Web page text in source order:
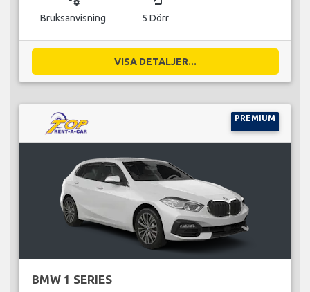
Bruksanvisning 5 Dörr
VISA DETALJER...
PREMIUM
BMW 1 SERIES